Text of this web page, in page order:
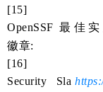
[15]
OpenSSF 最佳
徽章:
[16]
Security Sla